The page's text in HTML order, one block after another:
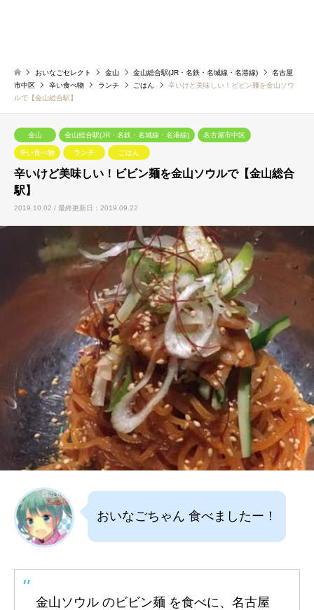
おいなごセレクト 金山 金山総合駅(JR・名鉄・名城線・名港線)
名古屋
市中区
辛い食べ物 ランチ ごはん
辛いけど美味しい！ビビン麺を金山ソウ
ルで【金山総合駅】
金山 金山総合駅(JR・名鉄・名城線・名港線) 名古屋市中区
辛い食べ物 ランチ ごはん
辛いけど美味しい！ビビン麺を金山ソウルで【金山総合
駅】
2019.10.02 / 最終更新日：2019.09.22
おいなごちゃん 食べましたー！
金山ソウル のビビン麺 を食べに、名古屋